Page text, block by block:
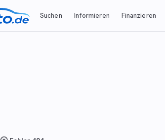
Suchen Informieren Finanzieren